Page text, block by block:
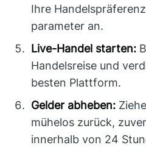
Ihre
parameter an.
Live-Handel starten:
Handelsreise und
besten Plattform.
Gelder abheben:
mühelos zurück,
innerhalb von 24